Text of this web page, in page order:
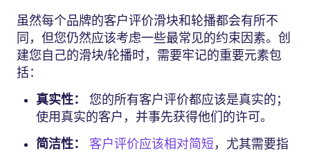
虽然每个品牌的客户评价滑块和轮播都会有所不
同，但您仍然应该考虑一些最常见的约束因素。创
建您自己的滑块/轮播时，需要牢记的重要元素包
括：
真实性： 您的所有客户评价都应该是真实的；
使用真实的客户，并事先获得他们的许可。
简洁性： 客户评价应该相对简短 ，尤其需要指